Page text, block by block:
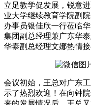
立足教学促发展，锐意
业大学继续教育学院副
办事员银佳欣一行莅临
集团副总经理兼广东华
华泰副总经理文娜热情
会议初始，王总对广东
示了热烈欢迎！在向钟
来的发展情况后，王总